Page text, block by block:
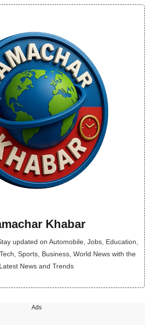
Khabar
updated on Automobile, Jobs, Education,
Sports, Business, World News with the
Latest News and Trends
Ads